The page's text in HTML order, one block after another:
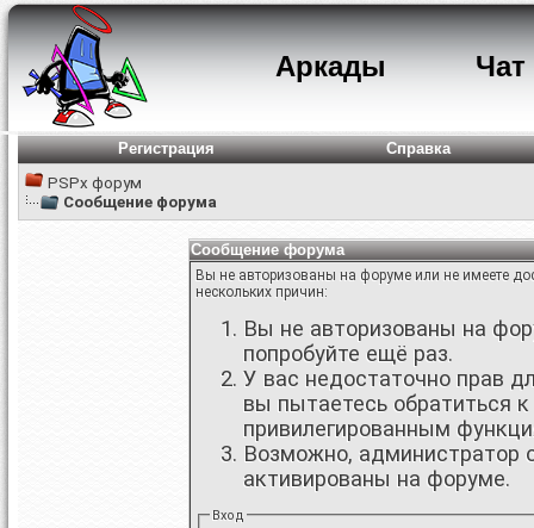
Аркады Чат
Регистрация
Справка
PSPx форум
Сообщение форума
Сообщение форума
Вы не авторизованы на форуме или не имеете
нескольких причин:
Вы не авторизованы на
попробуйте ещё раз.
У вас недостаточно прав
вы пытаетесь обратиться
привилегированным
Возможно, администратор
активированы на форуме.
Вход